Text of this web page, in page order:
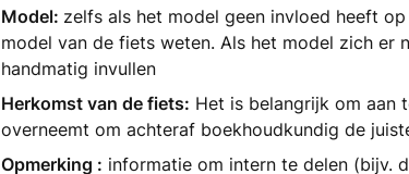
Model: zelfs als het model geen invloed heeft
model van de fiets weten. Als het model zich er
handmatig invullen
Herkomst van de fiets: Het is belangrijk om aan
overneemt om achteraf boekhoudkundig de
Opmerking : informatie om intern te delen (bijv.